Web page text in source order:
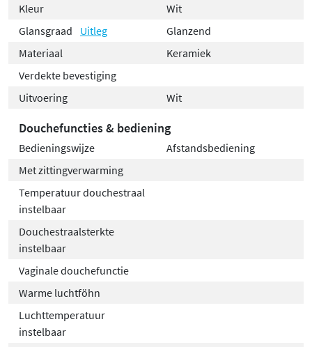
Kleur
Wit
Glansgraad
Uitleg
Glanzend
Materiaal
Keramiek
Verdekte bevestiging
Uitvoering
Wit
Douchefuncties & bediening
Bedieningswijze
Afstandsbediening
Met zittingverwarming
Temperatuur douchestraal
instelbaar
Douchestraalsterkte
instelbaar
Vaginale douchefunctie
Warme luchtföhn
Luchttemperatuur
instelbaar